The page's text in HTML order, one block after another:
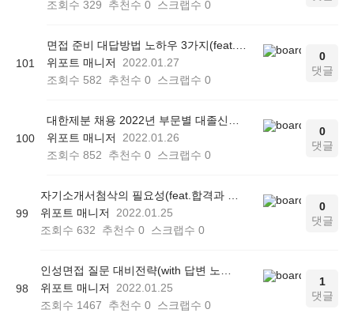
조회수 329 추천수 0 스크랩수 0
101
면접 준비 대답방법 노하우 3가지(feat.탈락하는 이유)
위포트 매니저
2022.01.27
조회수 582 추천수 0 스크랩수 0
0
댓글
100
대한제분 채용 2022년 부문별 대졸신입 자소서 작성법
위포트 매니저
2022.01.26
조회수 852 추천수 0 스크랩수 0
0
댓글
99
자기소개서첨삭의 필요성(feat.합격과 탈락의 차이)
위포트 매니저
2022.01.25
조회수 632 추천수 0 스크랩수 0
0
댓글
98
인성면접 질문 대비전략(with 답변 노하우)
위포트 매니저
2022.01.25
조회수 1467 추천수 0 스크랩수 0
1
댓글